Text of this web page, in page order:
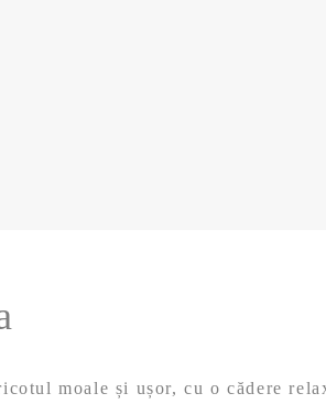
moale și ușor, cu o cădere